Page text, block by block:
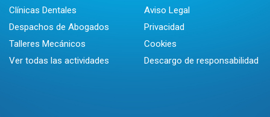
Clínicas Dentales
Despachos de Abogados
Talleres Mecánicos
Ver todas las actividades
Aviso Legal
Privacidad
Cookies
Descargo de responsabilidad